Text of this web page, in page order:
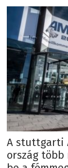
A stuttgarti
ország